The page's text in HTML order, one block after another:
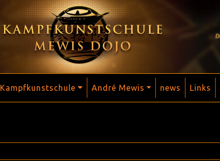
Kampfkunstschule André Mewis news Links